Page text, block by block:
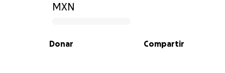
MXN
Compartir
Donar